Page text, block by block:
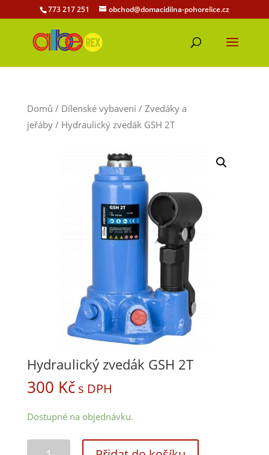
773 217 251 obchod@domacidilna-pohorelice.cz
Domů / Dílenské vybavení/ Zvedáky a
jeřáby/ Hydraulický zvedák GSH 2T
Hydraulický zvedák GSH 2T
300 Kč s DPH
Dostupné na objednávku.